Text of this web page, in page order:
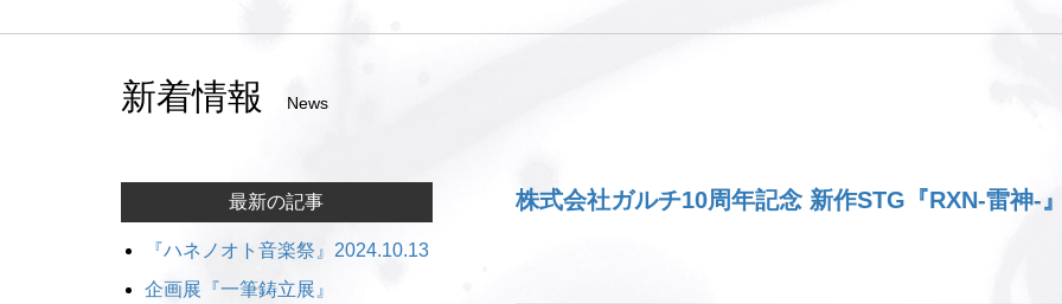
新着情報 News
株式会社ガルチ10周年記念 新作STG『RXN-雷神-
最新の記事
『ハネノオト音楽祭』2024.10.13
企画展『一筆鋳立展』